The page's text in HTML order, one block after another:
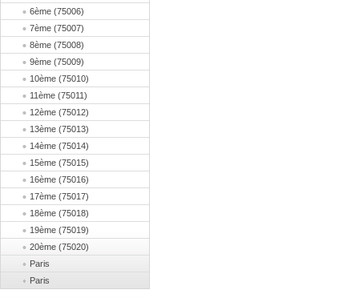
6ème (75006)
7ème (75007)
8ème (75008)
9ème (75009)
10ème (75010)
11ème (75011)
12ème (75012)
13ème (75013)
14ème (75014)
15ème (75015)
16ème (75016)
17ème (75017)
18ème (75018)
19ème (75019)
20ème (75020)
Paris
Paris